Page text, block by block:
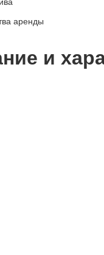
и